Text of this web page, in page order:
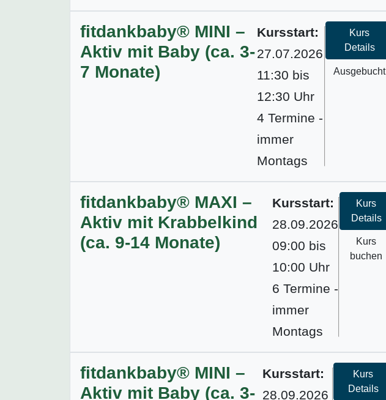
fitdankbaby® MINI –
Aktiv mit Baby (ca. 3-
7 Monate)
Kursstart:
27.07.2026
11:30 bis
12:30 Uhr
4 Termine -
immer
Montags
Kurs
Details
Ausgebucht
fitdankbaby® MAXI –
Aktiv mit Krabbelkind
(ca. 9-14 Monate)
Kursstart:
28.09.2026
09:00 bis
10:00 Uhr
6 Termine -
immer
Montags
Kurs
Details
Kurs
buchen
fitdankbaby® MINI –
Aktiv mit Baby (ca. 3-
Kursstart:
28.09.2026
Kurs
Details